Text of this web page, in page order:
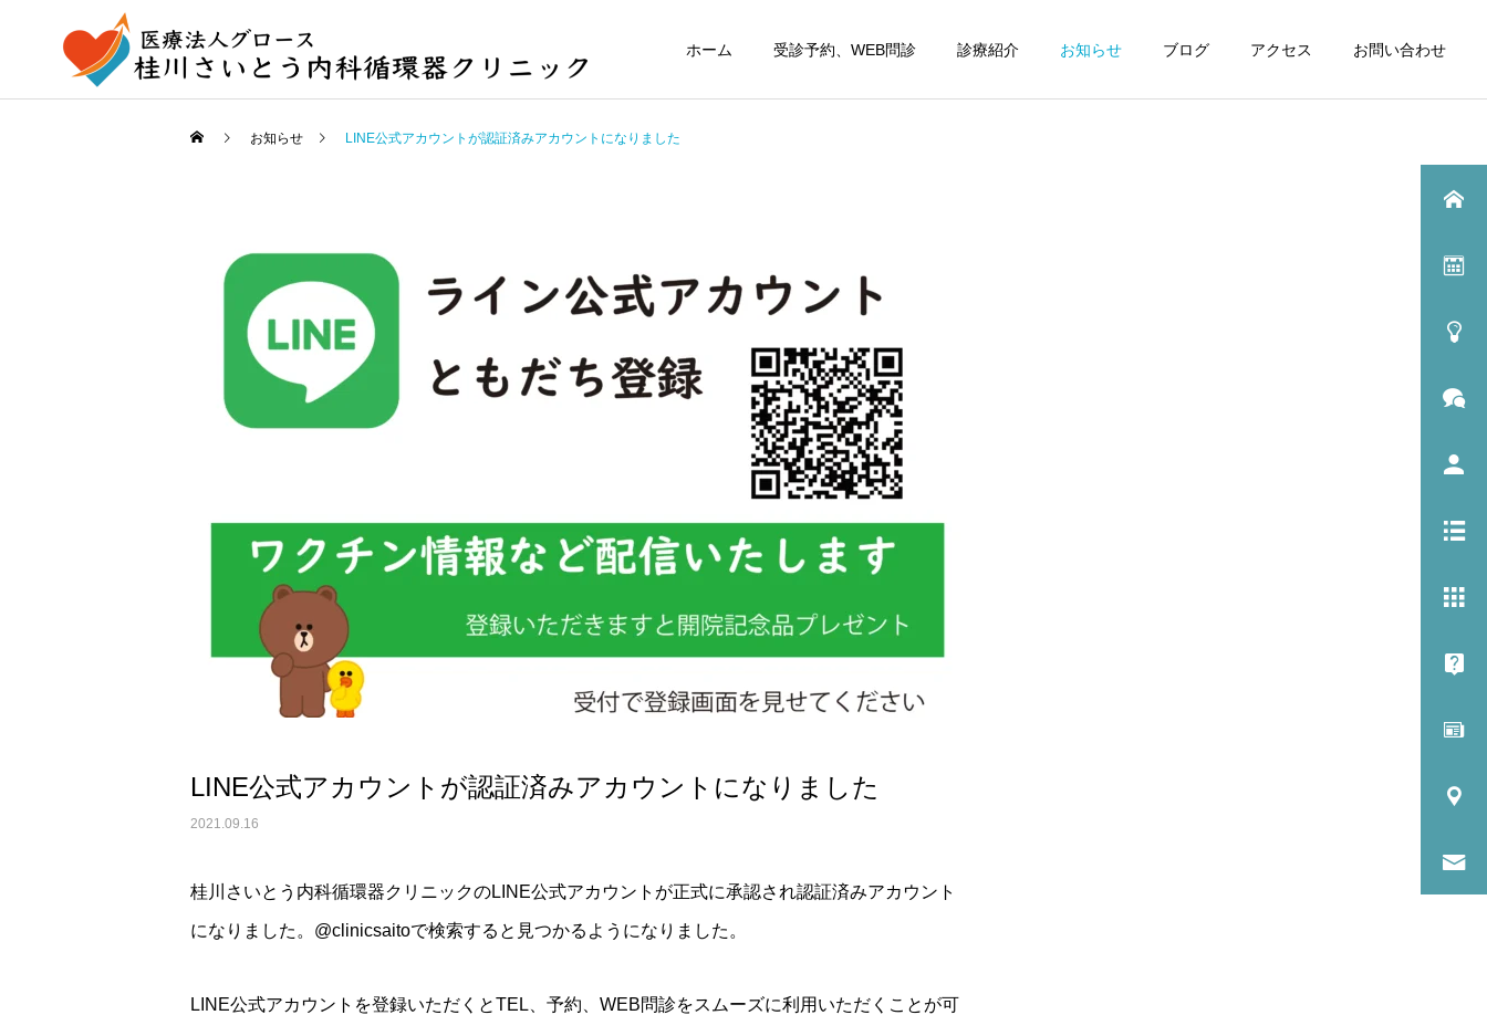
ホーム 受診予約、WEB問診 診療紹介 お知らせ ブログ アクセス お問い合わせ
お知らせ LINE公式アカウントが認証済みアカウントになりました
LINE公式アカウントが認証済みアカウントになりました
2021.09.16
桂川さいとう内科循環器クリニックのLINE公式アカウントが正式に承認され認証済みアカウント
になりました。@clinicsaitoで検索すると見つかるようになりました。
LINE公式アカウントを登録いただくとTEL、予約、WEB問診をスムーズに利用いただくことが可